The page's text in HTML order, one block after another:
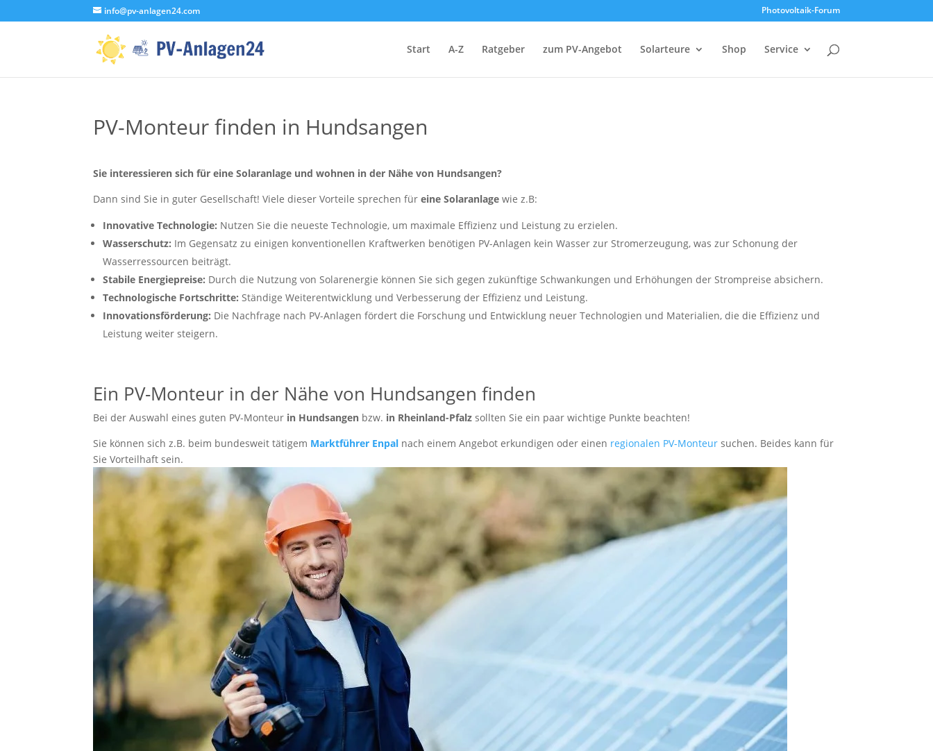
info@pv-anlagen24.com Photovoltaik-Forum
Start A-Z Ratgeber zum PV-Angebot Solarteure Shop Service
PV-Monteur finden in Hundsangen
Sie interessieren sich für eine Solaranlage und wohnen in der Nähe von Hundsangen?
Dann sind Sie in guter Gesellschaft! Viele dieser Vorteile sprechen füreine Solaranlagewie z.B:
Innovative Technologie: Nutzen Sie die neueste Technologie, um maximale Effizienz und Leistung zu erzielen.
Wasserschutz: Im Gegensatz zu einigen konventionellen Kraftwerken benötigen PV-Anlagen kein Wasser zur Stromerzeugung, was zur Schonung der
Wasserressourcen beiträgt.
Stabile Energiepreise: Durch die Nutzung von Solarenergie können Sie sich gegen zukünftige Schwankungen und Erhöhungen der Strompreise absichern.
Technologische Fortschritte: Ständige Weiterentwicklung und Verbesserung der Effizienz und Leistung.
Innovationsförderung: Die Nachfrage nach PV-Anlagen fördert die Forschung und Entwicklung neuer Technologien und Materialien, die die Effizienz und
Leistung weiter steigern.
Ein PV-Monteur in der Nähe von Hundsangen finden
Bei der Auswahl eines guten PV-Monteur in Hundsangen bzw. in Rheinland-Pfalzsollten Sie ein paar wichtige Punkte beachten!
Sie können sich z.B. beim bundesweit tätigem Marktführer Enpal nach einem Angebot erkundigen oder einen regionalen PV-Monteur suchen. Beides kann für
Sie Vorteilhaft sein.